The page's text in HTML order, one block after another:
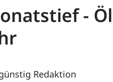
-
Redaktion